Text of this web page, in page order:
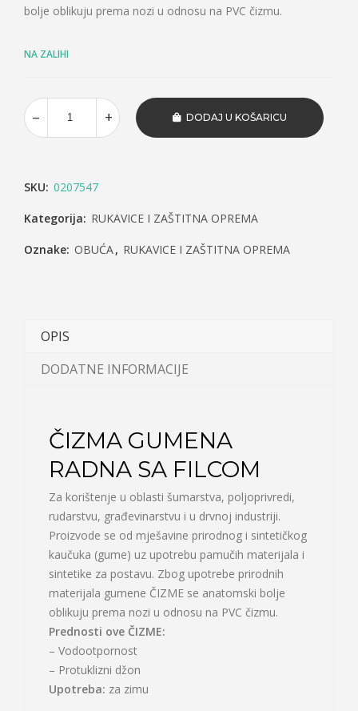
bolje oblikuju prema nozi u odnosu na PVC čizmu.
NA ZALIHI
DODAJ U KOŠARICU
SKU: 0207547
Kategorija: RUKAVICE I ZAŠTITNA OPREMA
Oznake: OBUĆA, RUKAVICE I ZAŠTITNA OPREMA
OPIS
DODATNE INFORMACIJE
ČIZMA GUMENA
RADNA SA FILCOM
Za korištenje u oblasti šumarstva, poljoprivredi,
rudarstvu, građevinarstvu i u drvnoj industriji.
Proizvode se od mješavine prirodnog i sintetičkog
kaučuka (gume) uz upotrebu pamučih materijala i
sintetike za postavu. Zbog upotrebe prirodnih
materijala gumene ČIZME se anatomski bolje
oblikuju prema nozi u odnosu na PVC čizmu.
Prednosti ove ČIZME:
– Vodootpornost
– Protuklizni džon
Upotreba: za zimu